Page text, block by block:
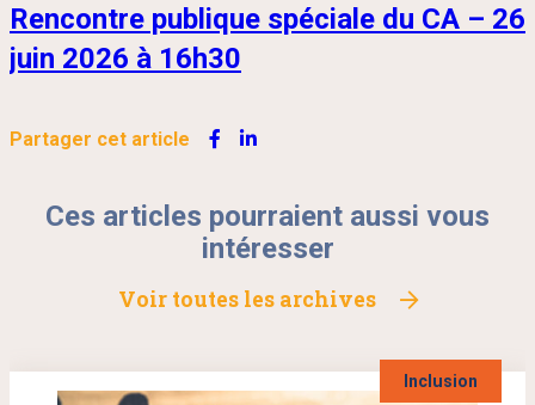
Rencontre publique spéciale du CA – 26
juin 2026 à 16h30
Partager cet article
Ces articles pourraient aussi vous
intéresser
Voir toutes les archives
Inclusion